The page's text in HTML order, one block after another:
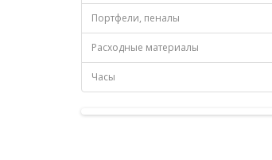
Портфели, пеналы
Расходные материалы
Часы